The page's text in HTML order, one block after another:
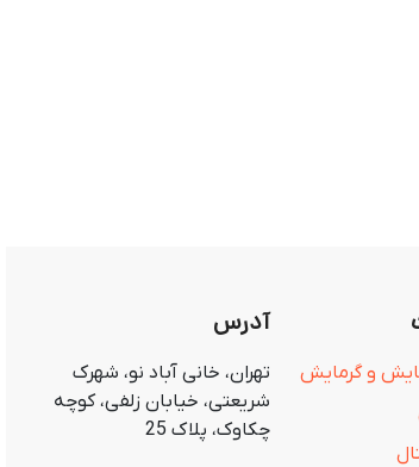
و گرمایش
آدرس
تهران، خانی آباد نو، شهرک
شریعتی، خیابان زلفی، کوچه
چکاوک، پلاک 25